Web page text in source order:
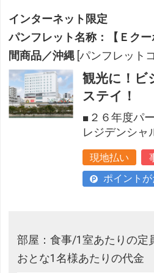
インターネット限定
パンフレット名称：【Ｅク
間商品／沖縄 [パンフレット
観光に！ビ
ステイ！
■２６年度パ
レジデンシャ
現地払い
ポイントが
部屋：食事/1室あたりの定
おとな1名様あたりの代金